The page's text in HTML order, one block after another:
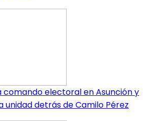
comando electoral en Asunción y
unidad detrás de Camilo Pérez